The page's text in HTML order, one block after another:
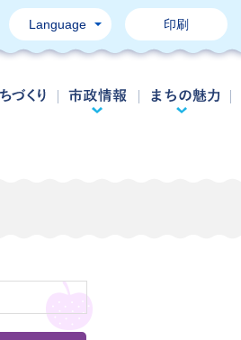
Language 印刷
就労・産業・まちづくり
市政情報